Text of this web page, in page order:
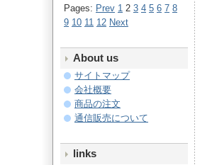
Pages: Prev 1 2 3 4 5 6 7 8
9 10 11 12 Next
About us
サイトマップ
会社概要
商品の注文
通信販売について
links